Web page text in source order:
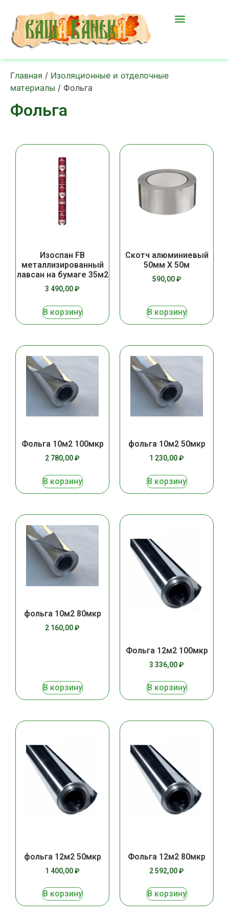
Главная / Изоляционные и отделочные
материалы / Фольга
Фольга
Изоспан FB
металлизированный
лавсан на бумаге 35м2
3 490,00₽
В корзину
Скотч алюминиевый
50мм Х 50м
590,00₽
В корзину
Фольга 10м2 100мкр
2 780,00₽
В корзину
фольга 10м2 50мкр
1 230,00₽
В корзину
фольга 10м2 80мкр
2 160,00₽
В корзину
Фольга 12м2 100мкр
3 336,00₽
В корзину
фольга 12м2 50мкр
1 400,00₽
В корзину
Фольга 12м2 80мкр
2 592,00₽
В корзину